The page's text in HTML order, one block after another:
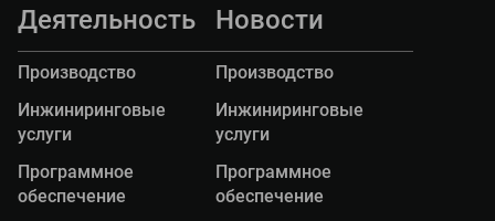
Деятельность
Производство
Инжиниринговые
услуги
Программное
обеспечение
Новости
Производство
Инжиниринговые
услуги
Программное
обеспечение